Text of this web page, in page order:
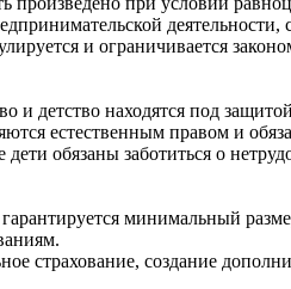
и ограничивается
и детство находятся под
естественным правом и
обязаны заботиться о
минимальный
страхование, создание